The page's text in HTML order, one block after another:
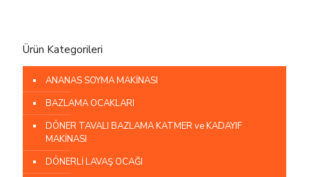
Ürün Kategorileri
ANANAS SOYMA MAKİNASI
BAZLAMA OCAKLARI
DÖNER TAVALI BAZLAMA KATMER ve KADAYIF
MAKİNASI
DÖNERLİ LAVAŞ OCAĞI